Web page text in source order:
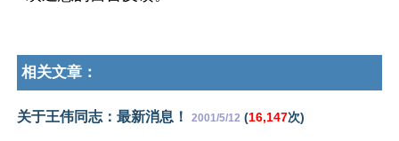
相关文章：
关于王伟同志：最新消息！ 2001/5/12 (16,147次)